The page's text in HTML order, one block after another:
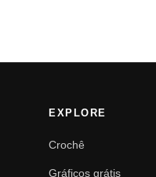
EXPLORE
Crochê
Gráficos grátis